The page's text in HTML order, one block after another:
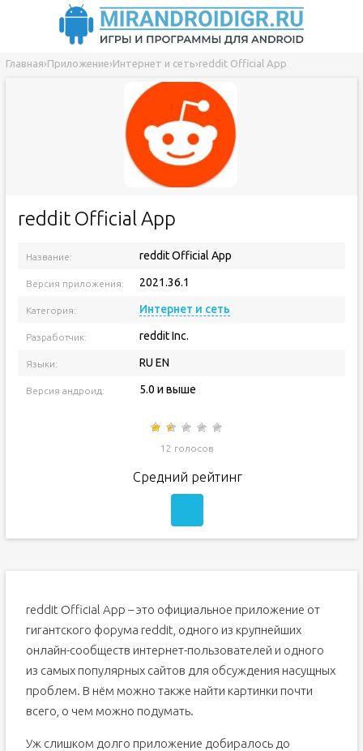
Главная›Приложение›Интернет и сеть›reddit Official App
reddit Official App
Название: reddit Official App
Версия приложения: 2021.36.1
Категория: Интернет и сеть
Разработчик: reddit Inc.
Языки: RU EN
Версия андроид: 5.0 и выше
12 голосов
Средний рейтинг
reddit Official App – это официальное приложение от
гигантского форума reddit, одного из крупнейших
онлайн-сообществ интернет-пользователей и одного
из самых популярных сайтов для обсуждения насущных
проблем. В нём можно также найти картинки почти
всего, о чем можно подумать.
Уж слишком долго приложение добиралось до